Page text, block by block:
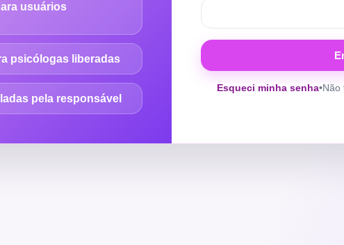
usuários
psicólogas liberadas
pela responsável
Esqueci minha senha•Não